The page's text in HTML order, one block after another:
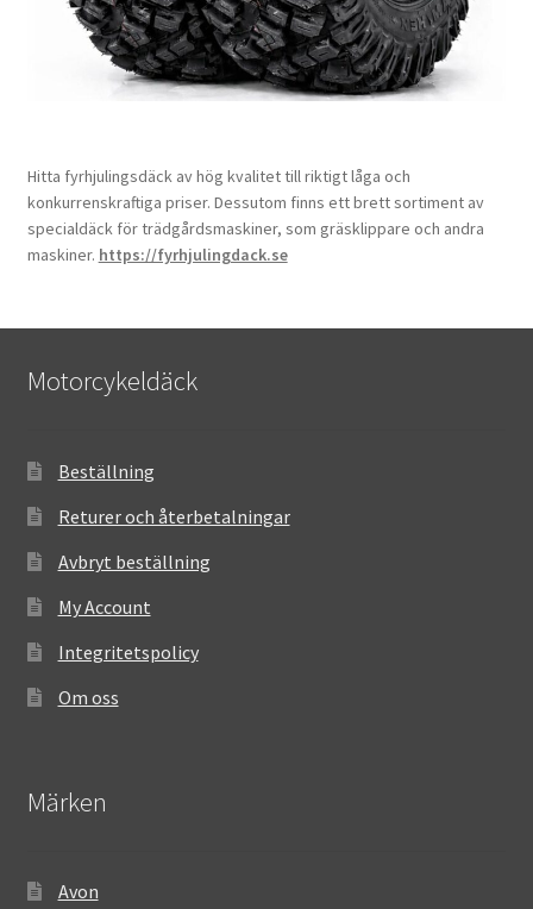
Hitta fyrhjulingsdäck av hög kvalitet till riktigt låga och
konkurrenskraftiga priser. Dessutom finns ett brett sortiment av
specialdäck för trädgårdsmaskiner, som gräsklippare och andra
maskiner. https://fyrhjulingdack.se
Motorcykeldäck
Beställning
Returer och återbetalningar
Avbryt beställning
My Account
Integritetspolicy
Om oss
Märken
Avon